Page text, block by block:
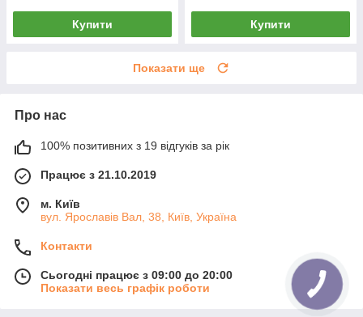
Купити Купити
Показати ще
Про нас
100% позитивних з 19 відгуків за рік
Працює з 21.10.2019
м. Київ
вул. Ярославів Вал, 38, Київ, Україна
Контакти
Сьогодні працює з 09:00 до 20:00
Показати весь графік роботи